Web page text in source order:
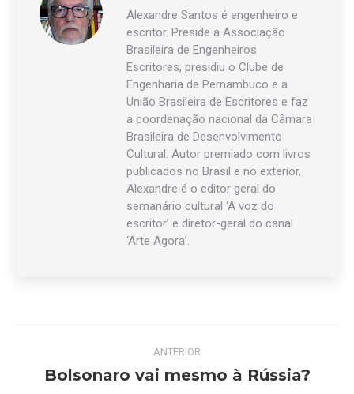
Alexandre Santos é engenheiro e
escritor. Preside a Associação
Brasileira de Engenheiros
Escritores, presidiu o Clube de
Engenharia de Pernambuco e a
União Brasileira de Escritores e faz
a coordenação nacional da Câmara
Brasileira de Desenvolvimento
Cultural. Autor premiado com livros
publicados no Brasil e no exterior,
Alexandre é o editor geral do
semanário cultural ‘A voz do
escritor’ e diretor-geral do canal
‘Arte Agora’.
Navegação
de
ANTERIOR
Post
Bolsonaro vai mesmo à Rússia?